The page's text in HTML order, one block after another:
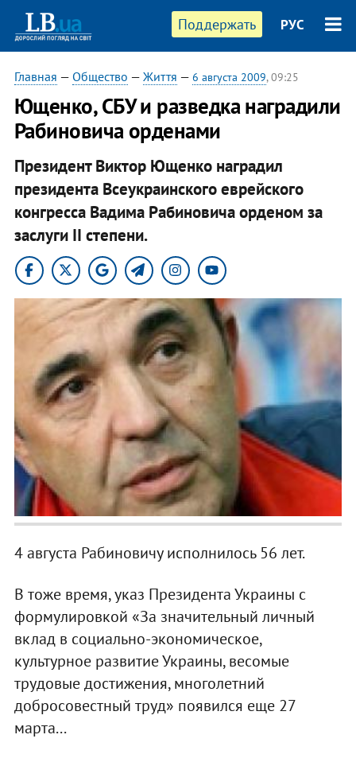
Поддержать РУС
Главная — Общество — Життя — 6 августа 2009, 09:25
Ющенко, СБУ и разведка наградили
Рабиновича орденами
Президент Виктор Ющенко наградил
президента Всеукраинского еврейского
конгресса Вадима Рабиновича орденом за
заслуги II степени.
4 августа Рабиновичу исполнилось 56 лет.
В тоже время, указ Президента Украины с
формулировкой «За значительный личный
вклад в социально-экономическое,
культурное развитие Украины, весомые
трудовые достижения, многолетний
добросовестный труд» появился еще 27
марта...